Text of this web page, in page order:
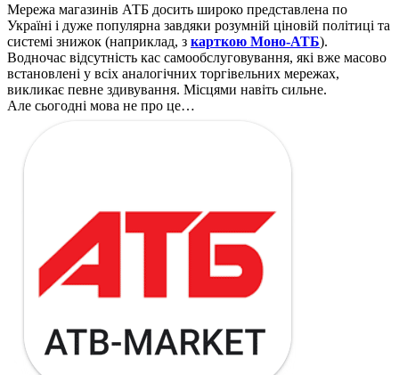
Мережа магазинів АТБ досить широко представлена ​​по
Україні і дуже популярна завдяки розумній ціновій політиці та
системі знижок (наприклад, з карткою Моно-АТБ).
Водночас відсутність кас самообслуговування, які вже масово
встановлені у всіх аналогічних торгівельних мережах,
викликає певне здивування. Місцями навіть сильне.
Але сьогодні мова не про це…